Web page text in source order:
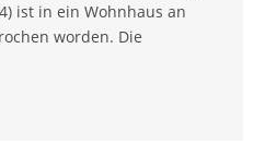
ist in ein Wohnhaus an
worden. Die